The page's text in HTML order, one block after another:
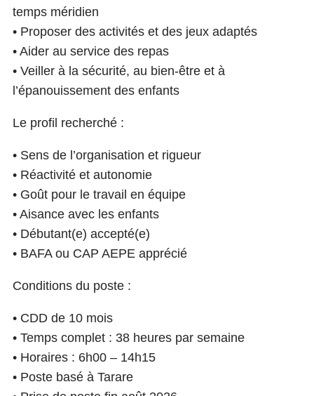
temps méridien
• Proposer des activités et des jeux adaptés
• Aider au service des repas
• Veiller à la sécurité, au bien-être et à
l’épanouissement des enfants
Le profil recherché :
• Sens de l’organisation et rigueur
• Réactivité et autonomie
• Goût pour le travail en équipe
• Aisance avec les enfants
• Débutant(e) accepté(e)
• BAFA ou CAP AEPE apprécié
Conditions du poste :
• CDD de 10 mois
• Temps complet : 38 heures par semaine
• Horaires : 6h00 – 14h15
• Poste basé à Tarare